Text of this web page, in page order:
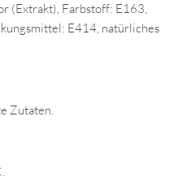
(Extrakt), Farbstoff: E163,
E414, natürliches
Zutaten.